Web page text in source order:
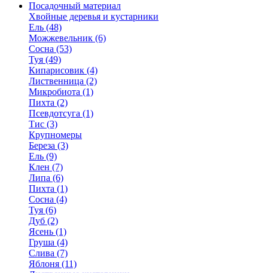
Посадочный материал
Хвойные деревья и кустарники
Ель (48)
Можжевельник (6)
Сосна (53)
Туя (49)
Кипарисовик (4)
Лиственница (2)
Микробиота (1)
Пихта (2)
Псевдотсуга (1)
Тис (3)
Крупномеры
Береза (3)
Ель (9)
Клен (7)
Липа (6)
Пихта (1)
Сосна (4)
Туя (6)
Дуб (2)
Ясень (1)
Груша (4)
Слива (7)
Яблоня (11)